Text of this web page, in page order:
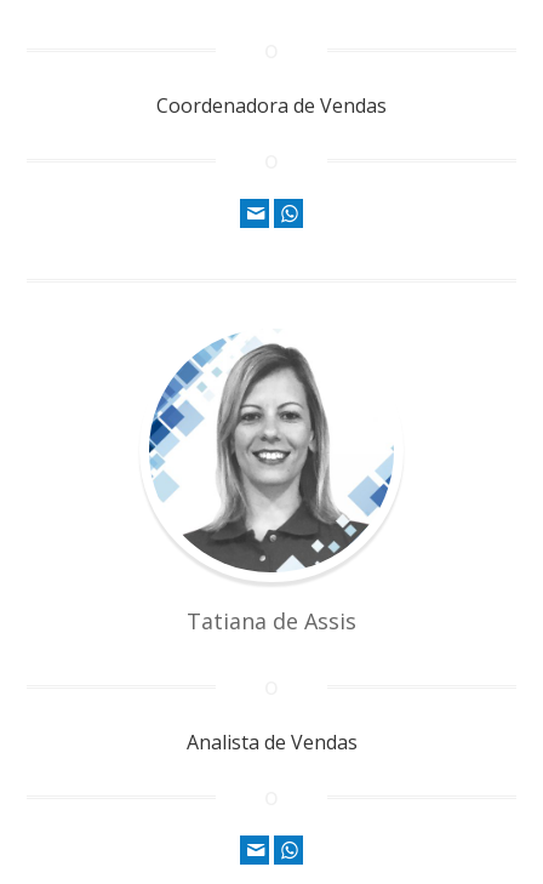
Coordenadora de Vendas
Tatiana de Assis
Analista de Vendas